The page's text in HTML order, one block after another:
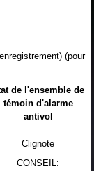
(pour
de l'ensemble de
témoin d'alarme
antivol
Clignote
CONSEIL: